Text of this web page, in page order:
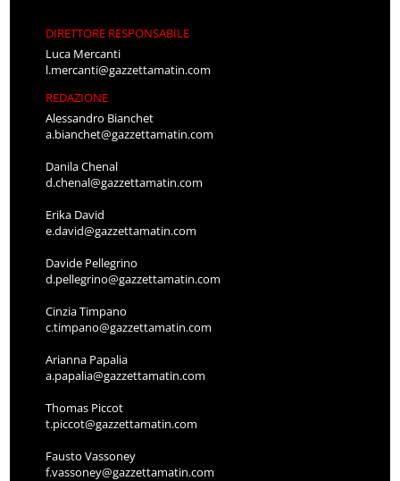
DIRETTORE RESPONSABILE
Luca Mercanti
l.mercanti@gazzettamatin.com
REDAZIONE
Alessandro Bianchet
a.bianchet@gazzettamatin.com
Danila Chenal
d.chenal@gazzettamatin.com
Erika David
e.david@gazzettamatin.com
Davide Pellegrino
d.pellegrino@gazzettamatin.com
Cinzia Timpano
c.timpano@gazzettamatin.com
Arianna Papalia
a.papalia@gazzettamatin.com
Thomas Piccot
t.piccot@gazzettamatin.com
Fausto Vassoney
f.vassoney@gazzettamatin.com